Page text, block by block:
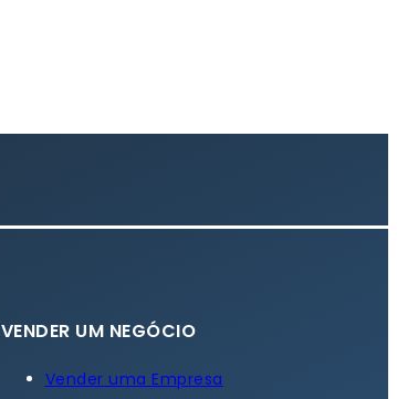
VENDER UM NEGÓCIO
Vender uma Empresa